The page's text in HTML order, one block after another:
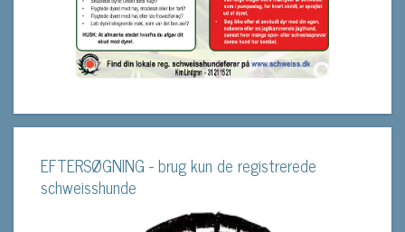
EFTERSØGNING - brug kun de registrerede
schweisshunde